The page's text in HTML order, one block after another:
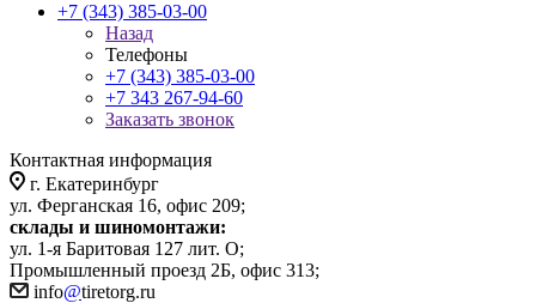
+7 (343) 385-03-00
Назад
Телефоны
+7 (343) 385-03-00
+7 343 267-94-60
Заказать звонок
Контактная информация
г. Екатеринбург
ул. Ферганская 16, офис 209;
склады и шиномонтажи:
ул. 1-я Баритовая 127 лит. О;
Промышленный проезд 2Б, офис 313;
info@tiretorg.ru